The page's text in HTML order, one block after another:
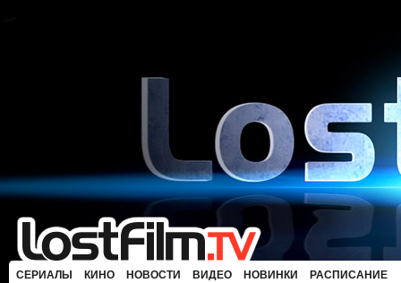
СЕРИАЛЫ КИНО НОВОСТИ ВИДЕО НОВИНКИ РАСПИСАНИЕ